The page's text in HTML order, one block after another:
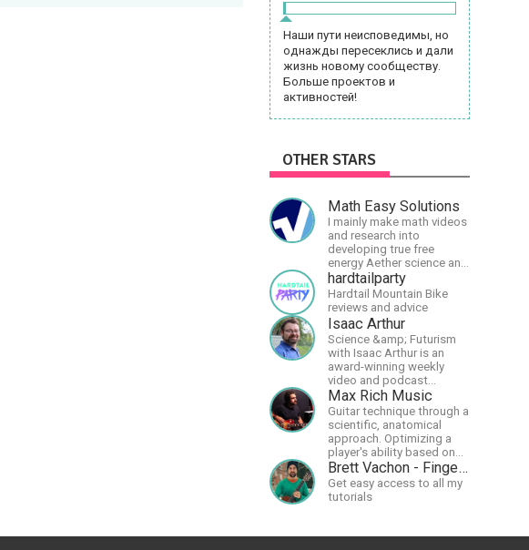
Наши пути неисповедимы, но
однажды пересеклись и дали
жизнь новому сообществу.
Больше проектов и
активностей!
OTHER STARS
Math Easy Solutions
I mainly make math videos
and research into
developing true free
energy Aether science and
technology!
hardtailparty
Hardtail Mountain Bike
reviews and advice
Isaac Arthur
Science &amp; Futurism
with Isaac Arthur is an
award-winning weekly
video and podcast
covering a wide range of
topics including space, AI,
astronomy, the Fermi
Paradox, future
civilizations, advanced
technologies, and science
in general.
Max Rich Music
Guitar technique through a
scientific, anatomical
approach. Optimizing a
player's ability based on
physiology so they can
achieve the most
progress in the shortest
Brett Vachon - Fingerstyle Guitar
Get easy access to all my
tutorials